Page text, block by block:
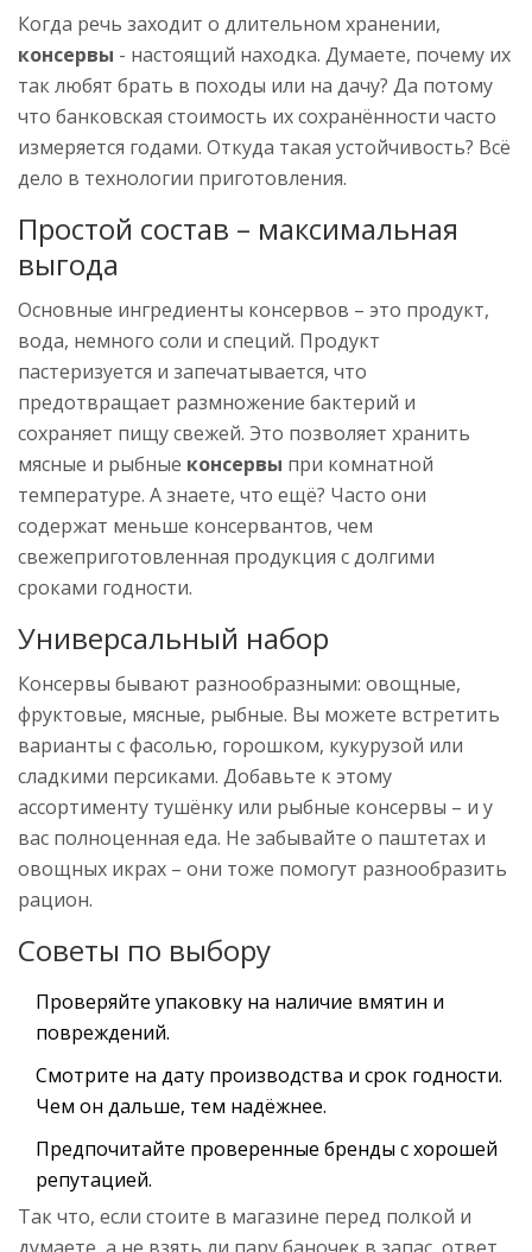
Когда речь заходит о длительном хранении,
консервы - настоящий находка. Думаете, почему их
так любят брать в походы или на дачу? Да потому
что банковская стоимость их сохранённости часто
измеряется годами. Откуда такая устойчивость? Всё
дело в технологии приготовления.
Простой состав – максимальная
выгода
Основные ингредиенты консервов – это продукт,
вода, немного соли и специй. Продукт
пастеризуется и запечатывается, что
предотвращает размножение бактерий и
сохраняет пищу свежей. Это позволяет хранить
мясные и рыбные консервы при комнатной
температуре. А знаете, что ещё? Часто они
содержат меньше консервантов, чем
свежеприготовленная продукция с долгими
сроками годности.
Универсальный набор
Консервы бывают разнообразными: овощные,
фруктовые, мясные, рыбные. Вы можете встретить
варианты с фасолью, горошком, кукурузой или
сладкими персиками. Добавьте к этому
ассортименту тушёнку или рыбные консервы – и у
вас полноценная еда. Не забывайте о паштетах и
овощных икрах – они тоже помогут разнообразить
рацион.
Советы по выбору
Проверяйте упаковку на наличие вмятин и
повреждений.
Смотрите на дату производства и срок годности.
Чем он дальше, тем надёжнее.
Предпочитайте проверенные бренды с хорошей
репутацией.
Так что, если стоите в магазине перед полкой и